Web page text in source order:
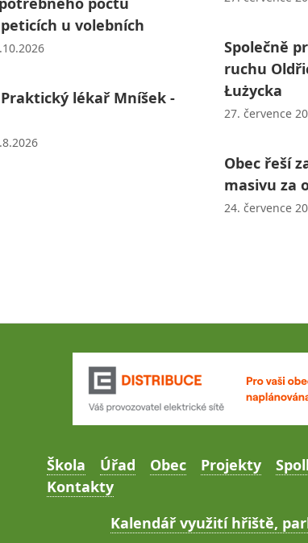
u volebních
lékař Mníšek -
Společně
ruchu
Łużycka
27. července
Obec řeší
masivu za
24. července
Škola Úřad Obec Projekty
Kontakty
Kalendář využití hřiště,